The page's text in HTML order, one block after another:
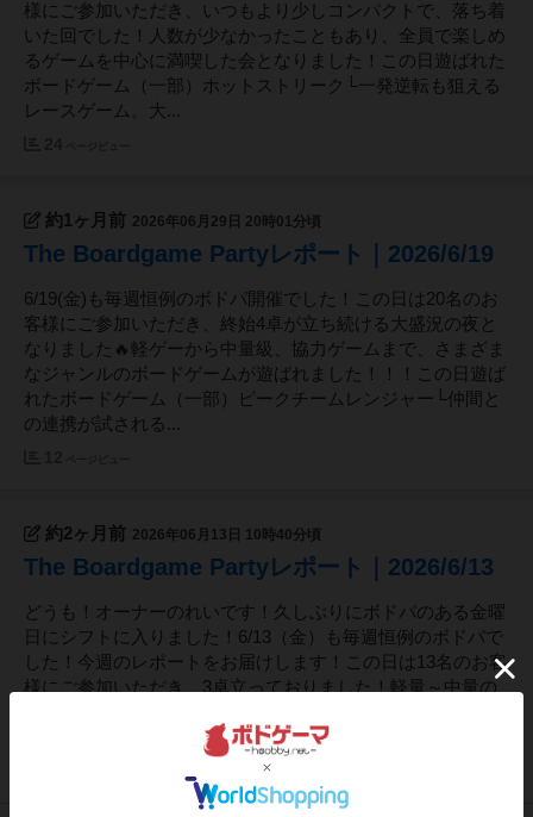
様にご参加いただき、いつもより少しコンパクトで、落ち着
いた回でした！人数が少なかったこともあり、全員で楽しめ
るゲームを中心に満喫した会となりました！この日遊ばれた
ボードゲーム（一部）ホットストリーク└一発逆転も狙える
レースゲーム。大...
約1ヶ月前 2026年06月29日 20時01分頃
The Boardgame Partyレポート｜2026/6/19
6/19(金)も毎週恒例のボドパ開催でした！この日は20名のお
客様にご参加いただき、終始4卓が立ち続ける大盛況の夜と
なりました🔥軽ゲーから中量級、協力ゲームまで、さまざま
なジャンルのボードゲームが遊ばれました！！！この日遊ば
れたボードゲーム（一部）ピークチームレンジャー└仲間と
の連携が試される...
約2ヶ月前 2026年06月13日 10時40分頃
The Boardgame Partyレポート｜2026/6/13
どうも！オーナーのれいです！久しぶりにボドパのある金曜
日にシフトに入りました！6/13（金）も毎週恒例のボドパで
した！今週のレポートをお届けします！この日は13名のお客
様にご参加いただき、3卓立っておりました！軽量～中量の